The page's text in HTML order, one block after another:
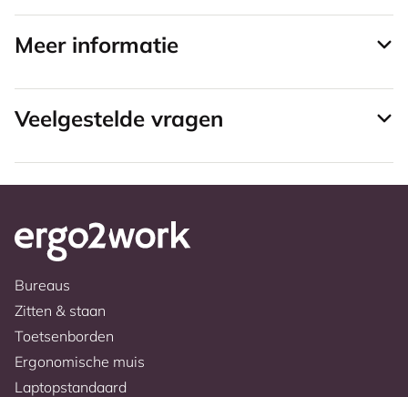
Meer informatie
Veelgestelde vragen
Bureaus
Zitten & staan
Toetsenborden
Ergonomische muis
Laptopstandaard